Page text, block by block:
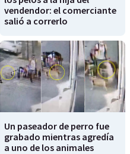
vendendor: el comerciante
salió a correrlo
Un paseador de perro fue
grabado mientras agredía
a uno de los animales